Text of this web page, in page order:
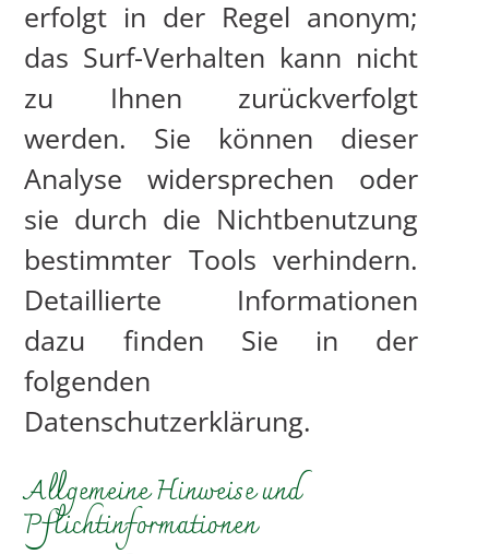
erfolgt in der Regel anonym;
das Surf-Verhalten kann nicht
zu Ihnen zurückverfolgt
werden. Sie können dieser
Analyse widersprechen oder
sie durch die Nichtbenutzung
bestimmter Tools verhindern.
Detaillierte Informationen
dazu finden Sie in der
folgenden
Datenschutzerklärung.
Allgemeine Hinweise und
Pflichtinformationen